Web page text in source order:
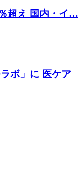
超え 国内・イ…
ボ」に 医ケア